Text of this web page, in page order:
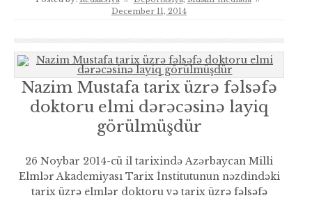
December 11, 2014
Nazim Mustafa tarix üzrə fəlsəfə
doktoru elmi dərəcəsinə layiq
görülmüşdür
26 Noybar 2014-cü il tarixində Azərbaycan Milli
Elmlər Akademiyası Tarix İnstitutunun nəzdindəki
tarix üzrə elmlər doktoru və tarix üzrə fəlsəfə